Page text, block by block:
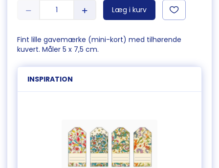
Læg i kurv
Fint lille gavemærke (mini-kort) med tilhørende
kuvert. Måler 5 x 7,5 cm.
INSPIRATION